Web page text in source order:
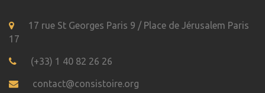
17 rue St Georges Paris 9 / Place de Jérusalem Paris
17
(+33) 1 40 82 26 26
contact@consistoire.org